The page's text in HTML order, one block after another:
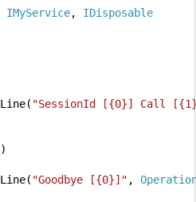
IMyService, IDisposable
"SessionId [{0}] Call
"Goodbye [{0}]" ,